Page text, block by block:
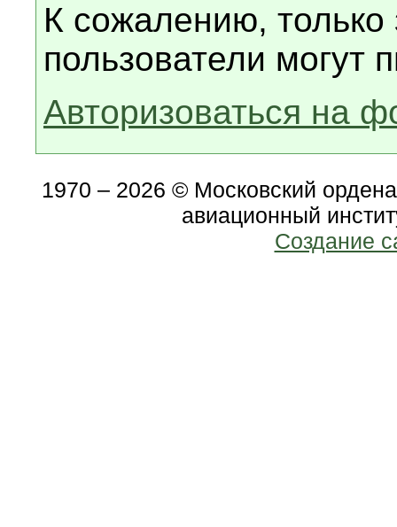
К сожалению, только
пользователи могут
Авторизоваться на
1970 – 2026 © Московский
авиационный
Создание